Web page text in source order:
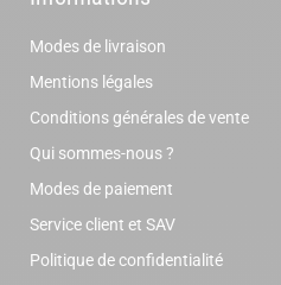
Modes de livraison
Mentions légales
Conditions générales de vente
Qui sommes-nous ?
Modes de paiement
Service client et SAV
Politique de confidentialité